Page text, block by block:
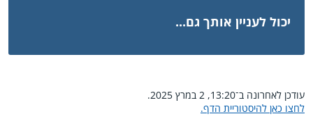
יכול לעניין אותך גם...
עודכן לאחרונה ב־13:20, 2 במרץ 2025.
לחצו כאן להיסטוריית הדף.